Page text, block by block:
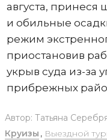
августа, принеся
и обильные
режим
приостановив
укрыв суда из-за
прибрежных
Автор: Татьяна
Круизы , Выездной